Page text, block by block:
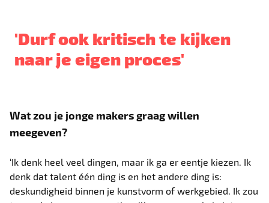
'Durf ook kritisch te kijken
naar je eigen proces'
Wat zou je jonge makers graag willen
meegeven?
‘Ik denk heel veel dingen, maar ik ga er eentje kiezen. Ik
denk dat talent één ding is en het andere ding is:
deskundigheid binnen je kunstvorm of werkgebied. Ik zou